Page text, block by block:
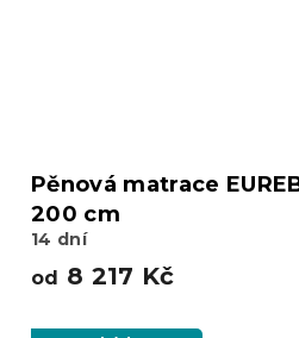
Pěnová matrace
200 cm
14 dní
od 8 217 Kč